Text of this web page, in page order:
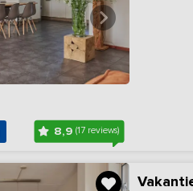
8,9(17 reviews)